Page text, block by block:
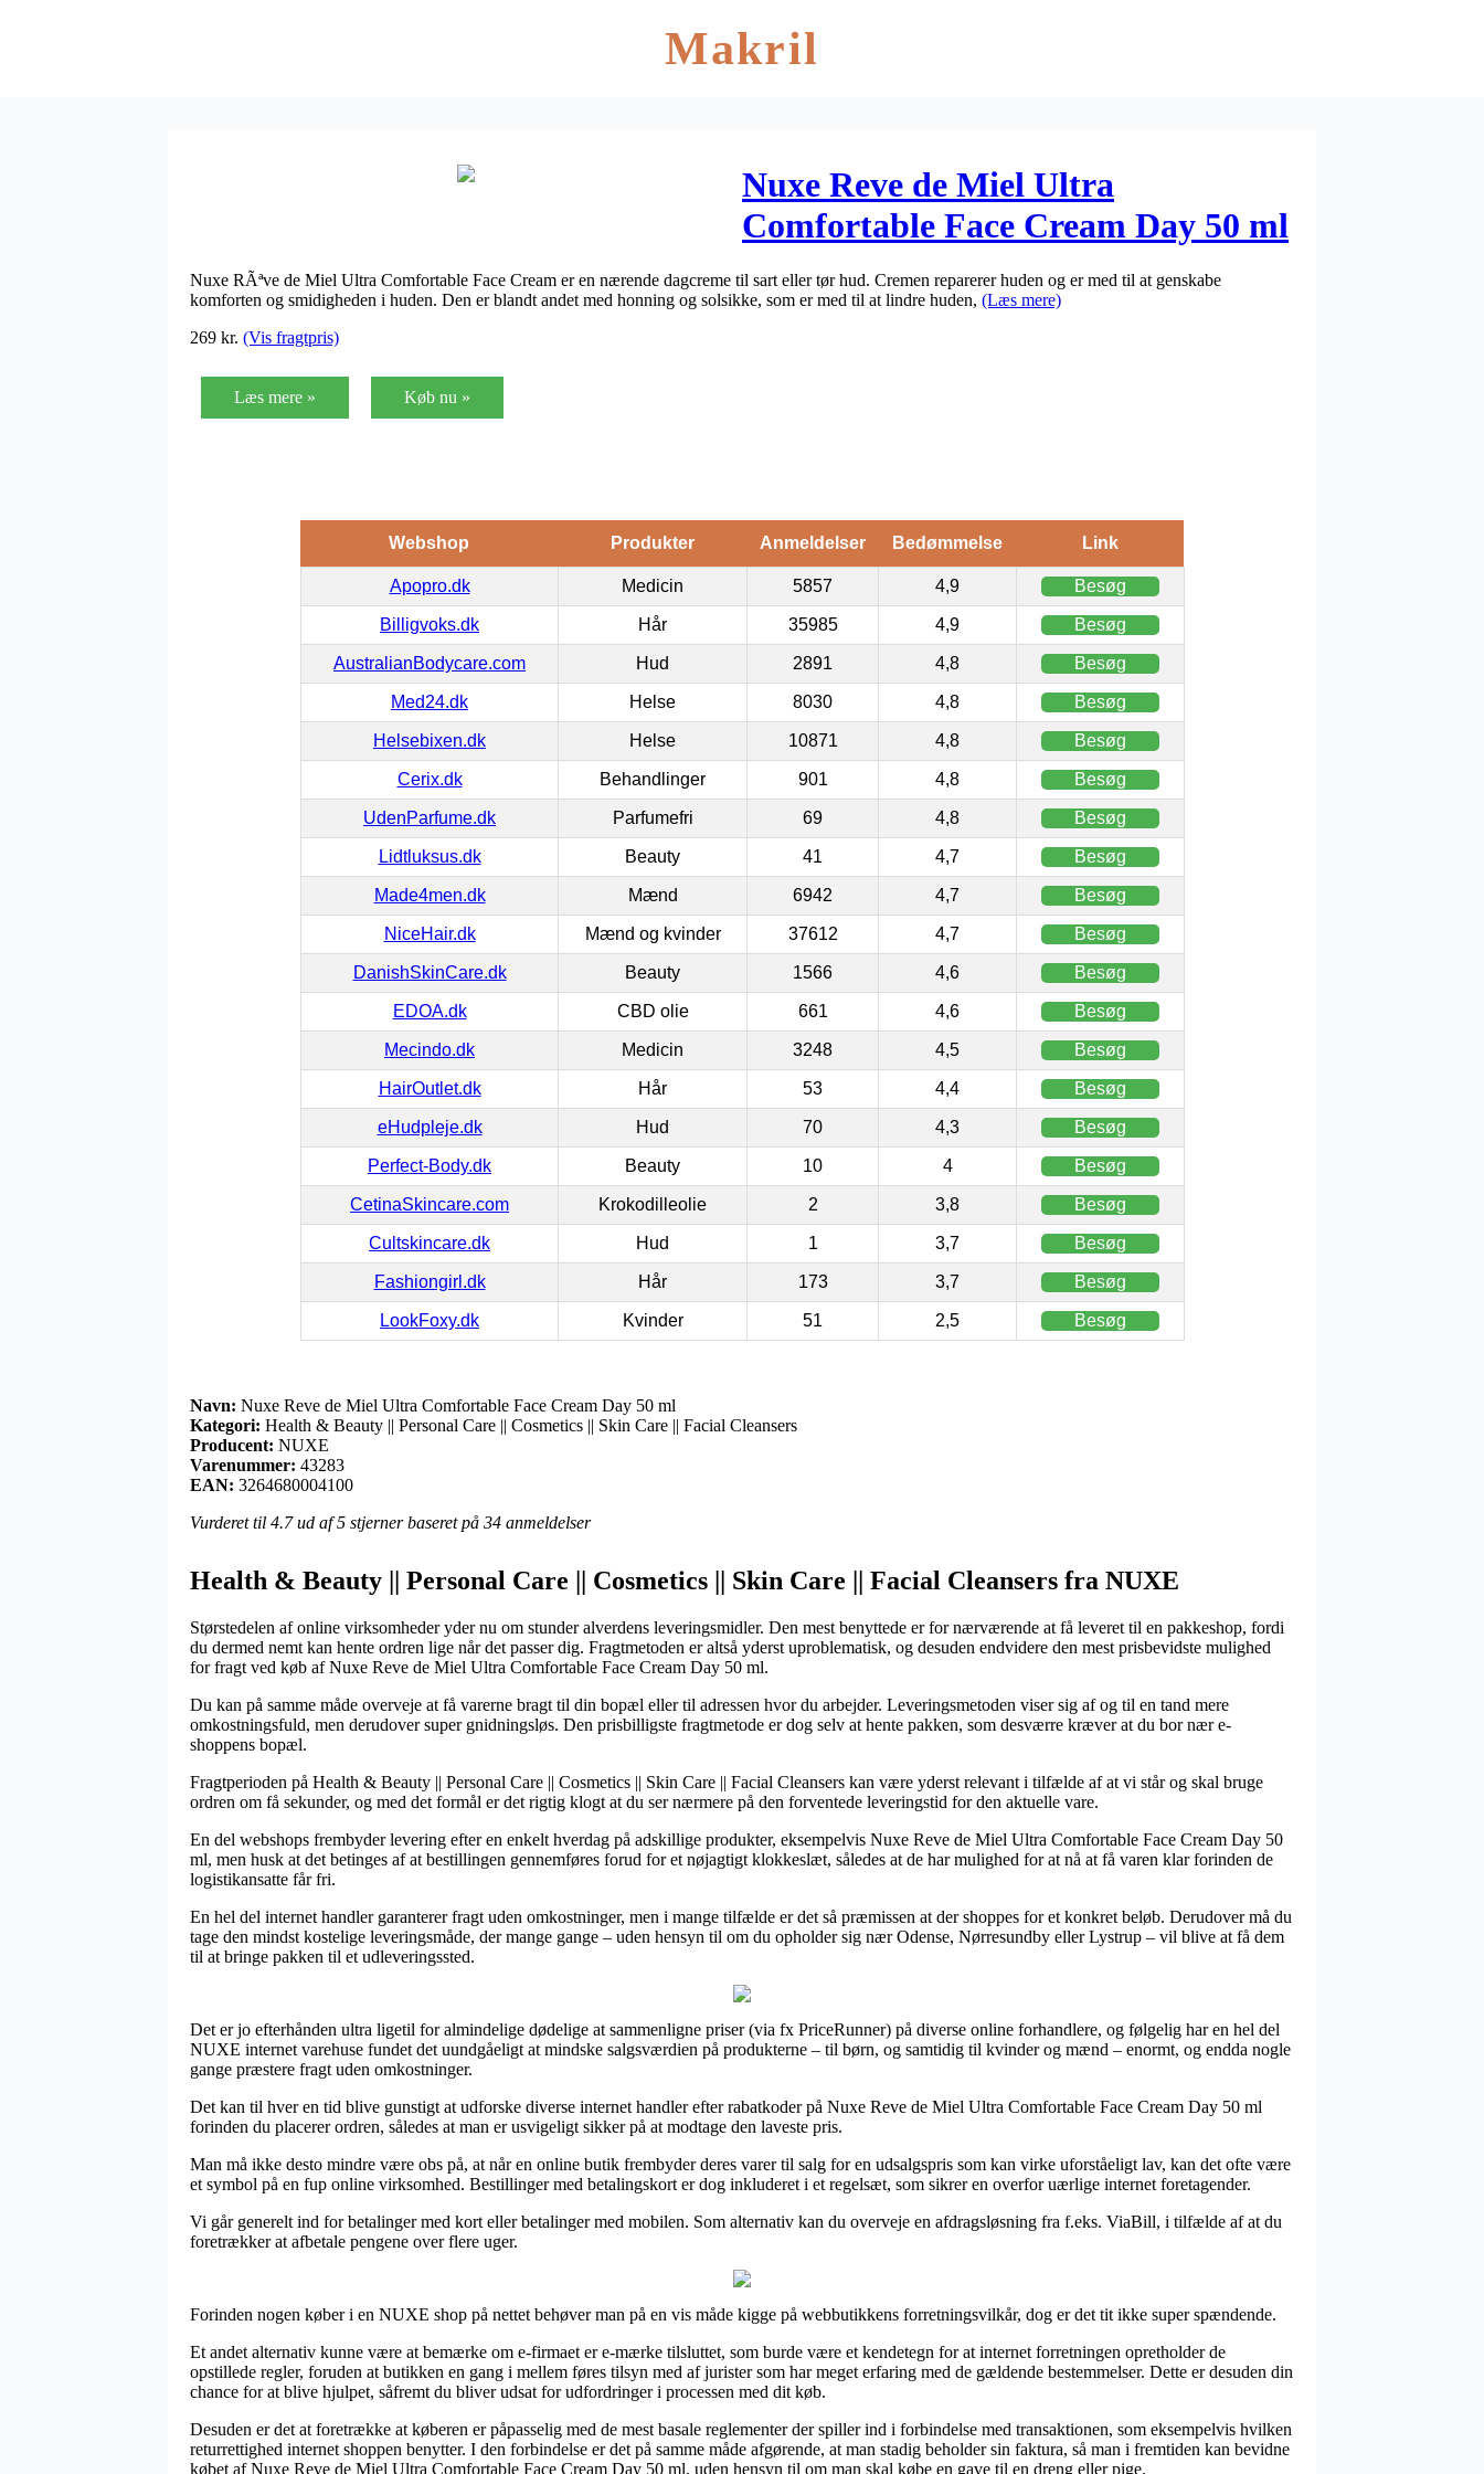
Makril
Nuxe Reve de Miel Ultra
Comfortable Face Cream Day 50 ml
Nuxe RÃªve de Miel Ultra Comfortable Face Cream er en nærende dagcreme til sart eller tør hud. Cremen reparerer huden og er med til at genskabe
komforten og smidigheden i huden. Den er blandt andet med honning og solsikke, som er med til at lindre huden, (Læs mere)
269 kr. (Vis fragtpris)
Læs mere » Køb nu »
Webshop Produkter Anmeldelser Bedømmelse Link
Apopro.dk Medicin 5857 4,9 Besøg
Billigvoks.dk Hår 35985 4,9 Besøg
AustralianBodycare.com Hud 2891 4,8 Besøg
Med24.dk Helse 8030 4,8 Besøg
Helsebixen.dk Helse 10871 4,8 Besøg
Cerix.dk Behandlinger 901 4,8 Besøg
UdenParfume.dk Parfumefri 69 4,8 Besøg
Lidtluksus.dk Beauty 41 4,7 Besøg
Made4men.dk Mænd 6942 4,7 Besøg
NiceHair.dk Mænd og kvinder 37612 4,7 Besøg
DanishSkinCare.dk Beauty 1566 4,6 Besøg
EDOA.dk CBD olie 661 4,6 Besøg
Mecindo.dk Medicin 3248 4,5 Besøg
HairOutlet.dk Hår 53 4,4 Besøg
eHudpleje.dk Hud 70 4,3 Besøg
Perfect-Body.dk Beauty 10 4 Besøg
CetinaSkincare.com Krokodilleolie 2 3,8 Besøg
Cultskincare.dk Hud 1 3,7 Besøg
Fashiongirl.dk Hår 173 3,7 Besøg
LookFoxy.dk Kvinder 51 2,5 Besøg
Navn: Nuxe Reve de Miel Ultra Comfortable Face Cream Day 50 ml
Kategori: Health & Beauty || Personal Care || Cosmetics || Skin Care || Facial Cleansers
Producent: NUXE
Varenummer: 43283
EAN: 3264680004100
Vurderet til 4.7ud af 5 stjerner baseret på 34 anmeldelser
Health & Beauty || Personal Care || Cosmetics || Skin Care || Facial Cleansers fra NUXE
Størstedelen af online virksomheder yder nu om stunder alverdens leveringsmidler. Den mest benyttede er for nærværende at få leveret til en pakkeshop, fordi
du dermed nemt kan hente ordren lige når det passer dig. Fragtmetoden er altså yderst uproblematisk, og desuden endvidere den mest prisbevidste mulighed
for fragt ved køb af Nuxe Reve de Miel Ultra Comfortable Face Cream Day 50 ml.
Du kan på samme måde overveje at få varerne bragt til din bopæl eller til adressen hvor du arbejder. Leveringsmetoden viser sig af og til en tand mere
omkostningsfuld, men derudover super gnidningsløs. Den prisbilligste fragtmetode er dog selv at hente pakken, som desværre kræver at du bor nær e-
shoppens bopæl.
Fragtperioden på Health & Beauty || Personal Care || Cosmetics || Skin Care || Facial Cleansers kan være yderst relevant i tilfælde af at vi står og skal bruge
ordren om få sekunder, og med det formål er det rigtig klogt at du ser nærmere på den forventede leveringstid for den aktuelle vare.
En del webshops frembyder levering efter en enkelt hverdag på adskillige produkter, eksempelvis Nuxe Reve de Miel Ultra Comfortable Face Cream Day 50
ml, men husk at det betinges af at bestillingen gennemføres forud for et nøjagtigt klokkeslæt, således at de har mulighed for at nå at få varen klar forinden de
logistikansatte får fri.
En hel del internet handler garanterer fragt uden omkostninger, men i mange tilfælde er det så præmissen at der shoppes for et konkret beløb. Derudover må du
tage den mindst kostelige leveringsmåde, der mange gange – uden hensyn til om du opholder sig nær Odense, Nørresundby eller Lystrup – vil blive at få dem
til at bringe pakken til et udleveringssted.
Det er jo efterhånden ultra ligetil for almindelige dødelige at sammenligne priser (via fx PriceRunner) på diverse online forhandlere, og følgelig har en hel del
NUXE internet varehuse fundet det uundgåeligt at mindske salgsværdien på produkterne – til børn, og samtidig til kvinder og mænd – enormt, og endda nogle
gange præstere fragt uden omkostninger.
Det kan til hver en tid blive gunstigt at udforske diverse internet handler efter rabatkoder på Nuxe Reve de Miel Ultra Comfortable Face Cream Day 50 ml
forinden du placerer ordren, således at man er usvigeligt sikker på at modtage den laveste pris.
Man må ikke desto mindre være obs på, at når en online butik frembyder deres varer til salg for en udsalgspris som kan virke uforståeligt lav, kan det ofte være
et symbol på en fup online virksomhed. Bestillinger med betalingskort er dog inkluderet i et regelsæt, som sikrer en overfor uærlige internet foretagender.
Vi går generelt ind for betalinger med kort eller betalinger med mobilen. Som alternativ kan du overveje en afdragsløsning fra f.eks. ViaBill, i tilfælde af at du
foretrækker at afbetale pengene over flere uger.
Forinden nogen køber i en NUXE shop på nettet behøver man på en vis måde kigge på webbutikkens forretningsvilkår, dog er det tit ikke super spændende.
Et andet alternativ kunne være at bemærke om e-firmaet er e-mærke tilsluttet, som burde være et kendetegn for at internet forretningen opretholder de
opstillede regler, foruden at butikken en gang i mellem føres tilsyn med af jurister som har meget erfaring med de gældende bestemmelser. Dette er desuden din
chance for at blive hjulpet, såfremt du bliver udsat for udfordringer i processen med dit køb.
Desuden er det at foretrække at køberen er påpasselig med de mest basale reglementer der spiller ind i forbindelse med transaktionen, som eksempelvis hvilken
returrettighed internet shoppen benytter. I den forbindelse er det på samme måde afgørende, at man stadig beholder sin faktura, så man i fremtiden kan bevidne
købet af Nuxe Reve de Miel Ultra Comfortable Face Cream Day 50 ml, uden hensyn til om man skal købe en gave til en dreng eller pige.